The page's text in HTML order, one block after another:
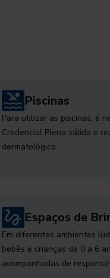
Piscinas
Para utilizar as piscinas, é
Credencial Plena válida e
dermatológico
Espaços de
Em diferentes ambientes
bebês e crianças de 0 a 6
acompanhadas de